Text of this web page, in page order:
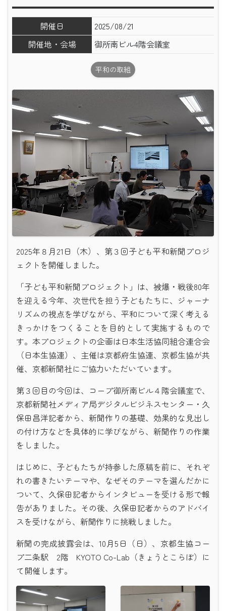
開催日
2025/08/21
開催地・会場
御所南ビル4階会議室
平和の取組
2025年８月21日（木）、第３回子ども平和新聞プロジ
ェクトを開催しました。
「子ども平和新聞プロジェクト」は、被爆・戦後80年
を迎える今年、次世代を担う子どもたちに、ジャーナ
リズムの視点を学びながら、平和について深く考える
きっかけをつくることを目的として実施するもので
す。本プロジェクトの企画は日本生活協同組合連合会
（日本生協連）、主催は京都府生協連、京都生協が共
催、京都新聞社にご協力いただいています。
第３回目の今回は、コープ御所南ビル４階会議室で、
京都新聞社メディア局デジタルビジネスセンター・久
保田昌洋記者から、新聞作りの基礎、効果的な見出し
の付け方などを具体的に学びながら、新聞作りの作業
をしました。
はじめに、子どもたちが持参した原稿を前に、それぞ
れの書きたいテーマや、なぜそのテーマを選んだかに
ついて、久保田記者からインタビューを受ける形で報
告がありました。その後、久保田記者からのアドバイ
スを受けながら、新聞作りに挑戦しました。
新聞の完成披露会は、10月5日（日）、京都生協コー
プ二条駅 2階 KYOTO Co-Lab（きょうとこらぼ）に
て開催します。